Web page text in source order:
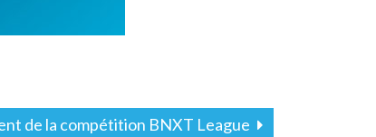
de la compétition BNXT League